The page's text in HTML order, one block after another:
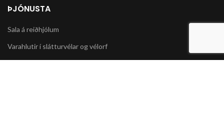
ÞJÓNUSTA
Sala á reiðhjólum
Varahlutir í slátturvélar og vélorf